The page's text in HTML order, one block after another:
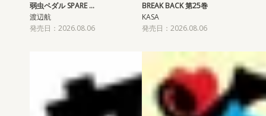
弱虫ペダル SPARE …
渡辺航
発売日：2026.08.06
BREAK BACK 第25巻
KASA
発売日：2026.08.06